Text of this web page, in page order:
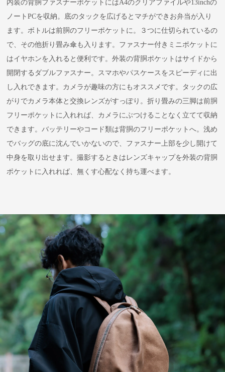
内装の背胴ファスナーポケットにはA4のクリアファイルや13inchの
ノートPCを収納。底のタックを広げるとマチができお弁当が入り
ます。ボトルは前胴のフリーポケットに。３つに仕切られているの
で、その他折り畳み傘も入ります。ファスナー付きミニポケットに
はイヤホンを入れると便利です。外装の背胴ポケットはサイドから
開閉するダブルファスナー。スマホやパスケースをスピーディに出
し入れできます。カメラが趣味の方にもオススメです。タックの広
がりでカメラ本体と交換レンズがすっぽり。折り畳みの三脚は前胴
フリーポケットに入れれば、カメラにぶつけることなく立てて収納
できます。バッテリーやコード類は背胴のフリーポケットへ。浅め
でバッグの底に沈んでいかないので、ファスナー上部を少し開けて
中身を取り出せます。撮影するときはレンズキャップを外装の背胴
ポケットに入れれば、無くす心配なく持ち運べます。